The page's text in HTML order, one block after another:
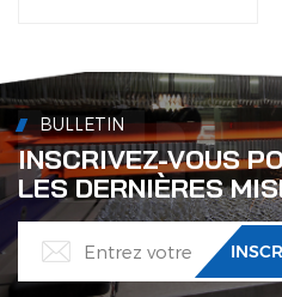
BULLETIN
INSCRIVEZ-VOUS
LES DERNIÈRES